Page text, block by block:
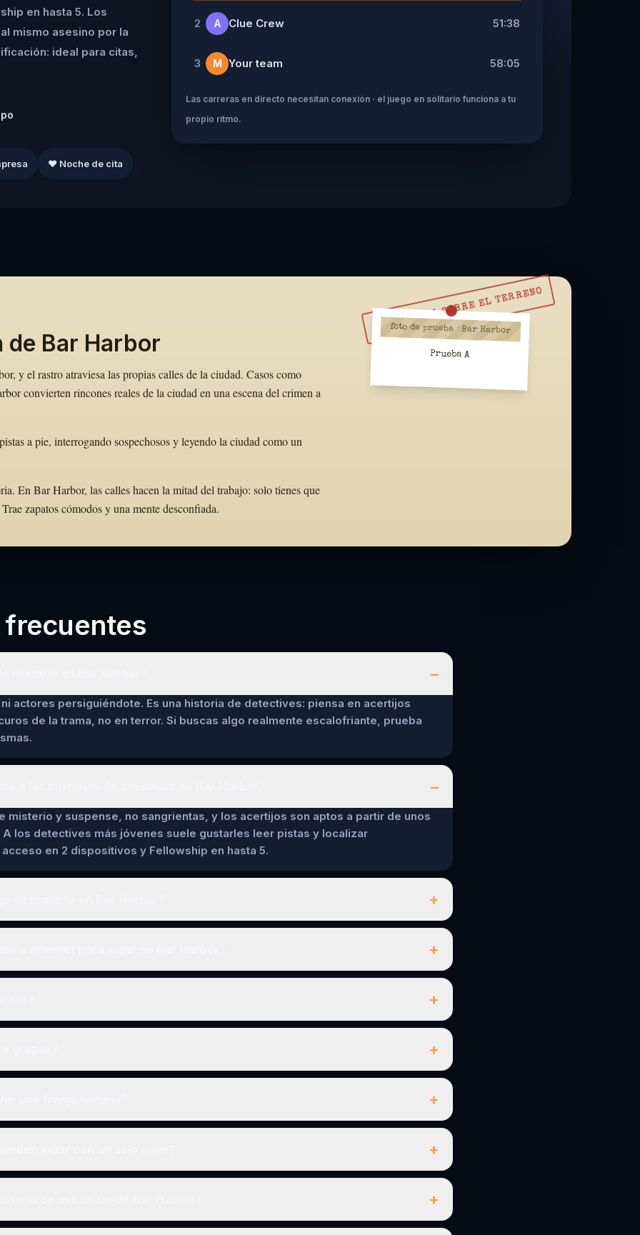
en hasta 5. Los
mismo asesino por la
ideal para citas,
❤️ Noche de cita
2 A Clue Crew 51:38
3 M Your team 58:05
Las carreras en directo necesitan conexión · el juego en solitario funciona a tu
propio ritmo.
RESUÉLVELO SOBRE EL TERRENO
de Bar Harbor
y el rastro atraviesa las propias calles de la ciudad. Casos como
convierten rincones reales de la ciudad en una escena del crimen a
a pie, interrogando sospechosos y leyendo la ciudad como un
En Bar Harbor, las calles hacen la mitad del trabajo: solo tienes que
zapatos cómodos y una mente desconfiada.
foto de prueba · Bar Harbor
Prueba A
frecuentes
–
actores persiguiéndote. Es una historia de detectives: piensa en acertijos
de la trama, no en terror. Si buscas algo realmente escalofriante, prueba
–
misterio y suspense, no sangrientas, y los acertijos son aptos a partir de unos
A los detectives más jóvenes suele gustarles leer pistas y localizar
en 2 dispositivos y Fellowship en hasta 5.
+
+
+
+
+
+
+